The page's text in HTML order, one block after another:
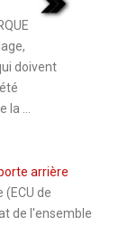
doivent
la ...
arrière
(ECU de
de l'ensemble